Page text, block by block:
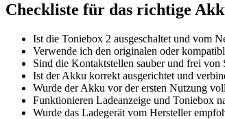
Checkliste für das richtige
Ist die Toniebox 2 ausgeschaltet und vom
Verwende ich den originalen oder
Sind die Kontaktstellen sauber und frei von
Ist der Akku korrekt ausgerichtet und
Wurde der Akku vor der ersten Nutzung
Funktionieren Ladeanzeige und Toniebox
Wurde das Ladegerät vom Hersteller